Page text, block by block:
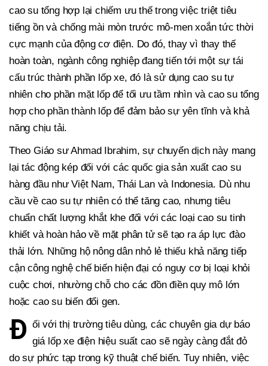
cao su tổng hợp lại chiếm ưu thế trong việc triệt tiêu
tiếng ồn và chống mài mòn trước mô-men xoắn tức thời
cực mạnh của động cơ điện. Do đó, thay vì thay thế
hoàn toàn, ngành công nghiệp đang tiến tới một sự tái
cấu trúc thành phần lốp xe, đó là sử dụng cao su tự
nhiên cho phần mặt lốp để tối ưu tầm nhìn và cao su tổng
hợp cho phần thành lốp để đảm bảo sự yên tĩnh và khả
năng chịu tải.
Theo Giáo sư Ahmad Ibrahim, sự chuyển dịch này mang
lại tác động kép đối với các quốc gia sản xuất cao su
hàng đầu như Việt Nam, Thái Lan và Indonesia. Dù nhu
cầu về cao su tự nhiên có thể tăng cao, nhưng tiêu
chuẩn chất lượng khắt khe đối với các loại cao su tinh
khiết và hoàn hảo về mặt phân tử sẽ tạo ra áp lực đào
thải lớn. Những hộ nông dân nhỏ lẻ thiếu khả năng tiếp
cận công nghệ chế biến hiện đại có nguy cơ bị loại khỏi
cuộc chơi, nhường chỗ cho các đồn điền quy mô lớn
hoặc cao su biến đổi gen.
Đ ối với thị trường tiêu dùng, các chuyên gia dự báo
giá lốp xe điện hiệu suất cao sẽ ngày càng đắt đỏ
do sự phức tạp trong kỹ thuật chế biến. Tuy nhiên, việc